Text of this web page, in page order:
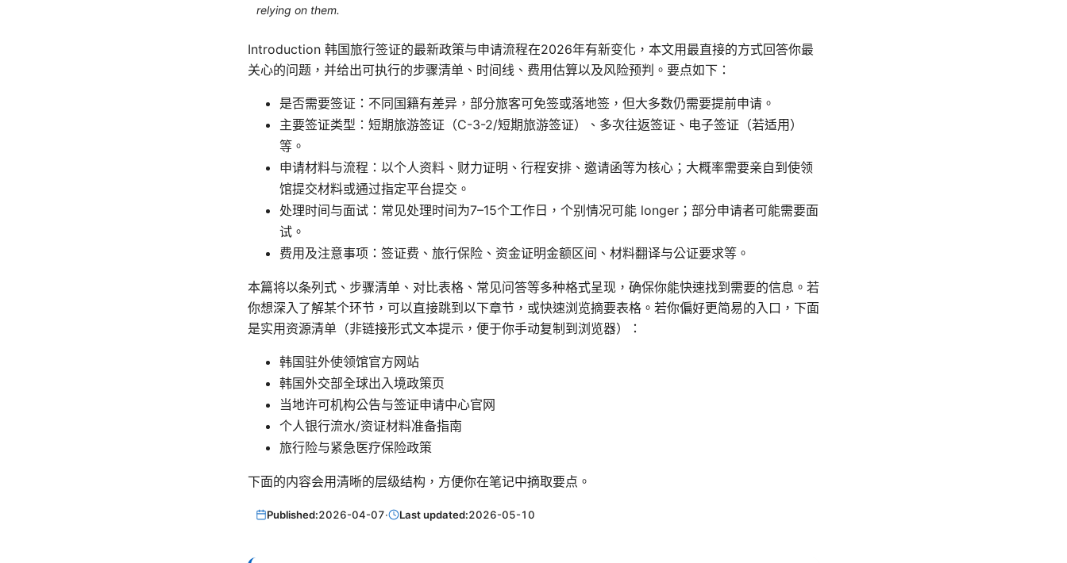
relying on them.
Introduction 韩国旅行签证的最新政策与申请流程在2026年有新变化，本文用最直接的方式回答你最
关心的问题，并给出可执行的步骤清单、时间线、费用估算以及风险预判。要点如下：
是否需要签证：不同国籍有差异，部分旅客可免签或落地签，但大多数仍需要提前申请。
主要签证类型：短期旅游签证（C-3-2/短期旅游签证）、多次往返签证、电子签证（若适用）
等。
申请材料与流程：以个人资料、财力证明、行程安排、邀请函等为核心；大概率需要亲自到使领
馆提交材料或通过指定平台提交。
处理时间与面试：常见处理时间为7–15个工作日，个别情况可能 longer；部分申请者可能需要面
试。
费用及注意事项：签证费、旅行保险、资金证明金额区间、材料翻译与公证要求等。
本篇将以条列式、步骤清单、对比表格、常见问答等多种格式呈现，确保你能快速找到需要的信息。若
你想深入了解某个环节，可以直接跳到以下章节，或快速浏览摘要表格。若你偏好更简易的入口，下面
是实用资源清单（非链接形式文本提示，便于你手动复制到浏览器）：
韩国驻外使领馆官方网站
韩国外交部全球出入境政策页
当地许可机构公告与签证申请中心官网
个人银行流水/资证材料准备指南
旅行险与紧急医疗保险政策
下面的内容会用清晰的层级结构，方便你在笔记中摘取要点。
Published:2026-04-07· Last updated:2026-05-10